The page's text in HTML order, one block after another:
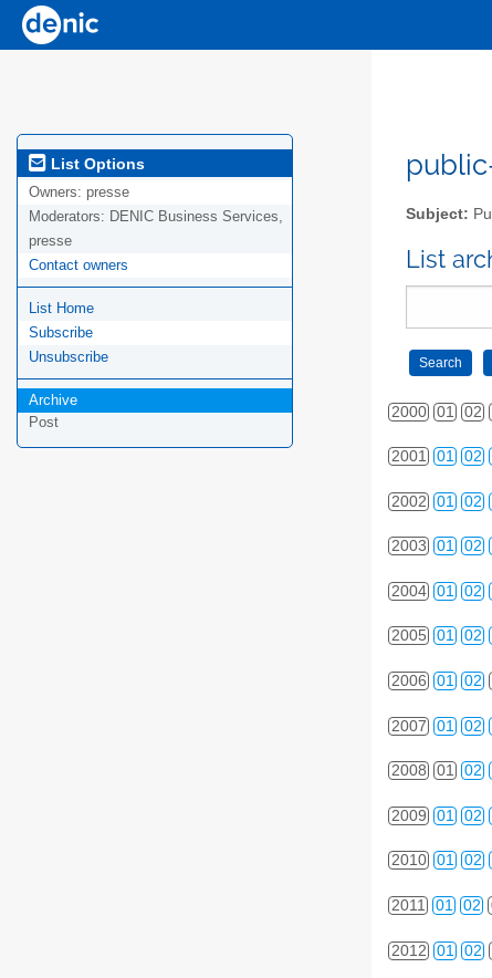
List Options
Owners: presse
Moderators: DENIC Business Services,
presse
Contact owners
List Home
Subscribe
Unsubscribe
Archive
Post
Subject:
List
2000 01 02
2001 01 02
2002 01 02
2003 01 02
2004 01 02
2005 01 02
2006 01 02
2007 01 02
2008 01 02
2009 01 02
2010 01 02
2011 01 02
2012 01 02